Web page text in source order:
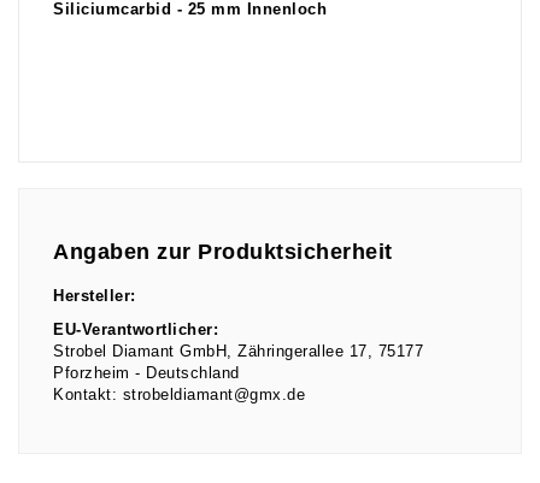
Siliciumcarbid - 25 mm Innenloch
Angaben zur Produktsicherheit
Hersteller:
EU-Verantwortlicher:
Strobel Diamant GmbH
Zähringerallee 17
75177
Pforzheim
Deutschland
Kontakt: strobeldiamant@gmx.de